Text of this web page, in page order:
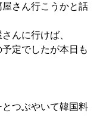
さん行こうかと話
んに行けば、
予定でしたが本日も
つぶやいて韓国料